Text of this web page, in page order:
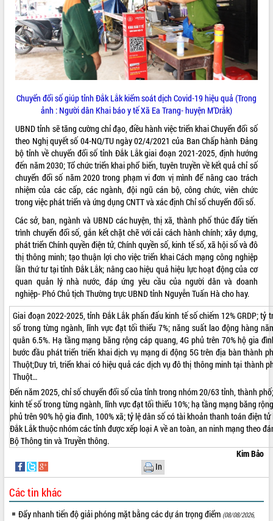
Chuyển đổi số giúp tỉnh Đắk Lắk kiểm soát dịch Covid-19 hiệu quả (Trong
ảnh : Người dân Khai báo y tế Xã Ea Trang- huyện M’Drắk)
UBND tỉnh sẽ tăng cường chỉ đạo, điều hành việc triển khai Chuyển đổi số
theo Nghị quyết số 04-NQ/TU ngày 02/4/2021 của Ban Chấp hành Đảng
bộ tỉnh về chuyển đổi số tỉnh Đắk Lắk giai đoạn 2021-2025, định hướng
đến năm 2030; Tổ chức triển khai phổ biến, tuyên truyền về kết quả chỉ số
chuyển đổi số năm 2020 trong phạm vi đơn vị mình để nâng cao trách
nhiệm của các cấp, các ngành, đội ngũ cán bộ, công chức, viên chức
trong việc phát triển và ứng dụng CNTT và xác định Chỉ số chuyển đổi số.
Các sở, ban, ngành và UBND các huyện, thị xã, thành phố thúc đẩy tiến
trình chuyển đổi số, gắn kết chặt chẽ với cải cách hành chính; xây dựng,
phát triển Chính quyền điện tử, Chính quyền số, kinh tế số, xã hội số và đô
thị thông minh; tạo thuận lợi cho việc triển khai Cách mạng công nghiệp
lần thứ tư tại tỉnh Đắk Lắk; nâng cao hiệu quả hiệu lực hoạt động của cơ
quan quản lý nhà nước, đáp ứng yêu cầu của người dân và doanh
nghiệp- Phó Chủ tịch Thường trực UBND tỉnh Nguyễn Tuấn Hà cho hay.
Giai đoạn 2022-2025, tỉnh Đắk Lắk phấn đấu kinh tế số chiếm 12% GRDP; tỷ
số trong từng ngành, lĩnh vực đạt tối thiểu 7%; năng suất lao động hàng
quân 6.5%. Hạ tầng mạng băng rộng cáp quang, 4G phủ trên 70% hộ gia
bước đầu phát triển triển khai dịch vụ mạng di động 5G trên địa bàn thành
Thuột;Duy trì, triển khai có hiệu quả các dịch vụ đô thị thông minh tại thành
Thuột…
Đến năm 2025, chỉ số chuyển đổi số của tỉnh trong nhóm 20/63 tỉnh, thành
kinh tế số trong từng ngành, lĩnh vực đạt tối thiểu 10%; hạ tầng mạng băng
phủ trên 90% hộ gia đình, 100% xã; tỷ lệ dân số có tài khoản thanh toán điện tử
Đắk Lắk thuộc nhóm các tỉnh được xếp loại A về an toàn, an ninh mạng theo
Bộ Thông tin và Truyền thông.
Kim Bảo
In
Các tin khác
Đẩy nhanh tiến độ giải phóng mặt bằng các dự án trọng điểm (08/08/2026,